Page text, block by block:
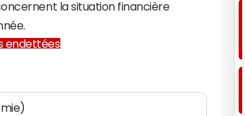
la situation financière
endettées